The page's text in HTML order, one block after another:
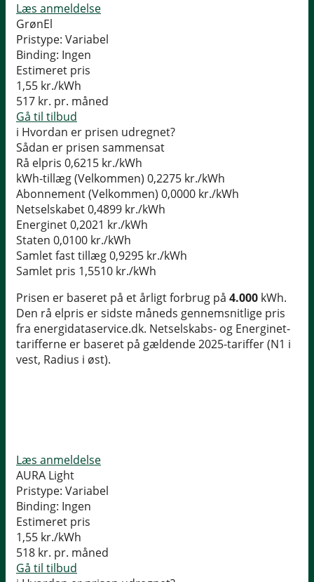
Læs anmeldelse
GrønEl
Pristype: Variabel
Binding: Ingen
Estimeret pris
1,55 kr./kWh
517 kr. pr. måned
Gå til tilbud
i Hvordan er prisen udregnet?
Sådan er prisen sammensat
Rå elpris 0,6215 kr./kWh
kWh-tillæg (Velkommen) 0,2275 kr./kWh
Abonnement (Velkommen) 0,0000 kr./kWh
Netselskabet0,4899 kr./kWh
Energinet0,2021 kr./kWh
Staten 0,0100 kr./kWh
Samlet fast tillæg0,9295 kr./kWh
Samlet pris 1,5510 kr./kWh
Prisen er baseret på et årligt forbrug på 4.000 kWh.
Den rå elpris er sidste måneds gennemsnitlige pris
fra energidataservice.dk. Netselskabs- og Energinet-
tarifferne er baseret på gældende 2025-tariffer (N1 i
vest, Radius i øst).
Læs anmeldelse
AURA Light
Pristype: Variabel
Binding: Ingen
Estimeret pris
1,55 kr./kWh
518 kr. pr. måned
Gå til tilbud